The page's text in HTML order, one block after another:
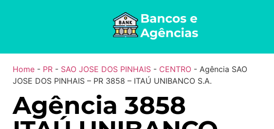
Home- PR- SAO JOSE DOS PINHAIS- CENTRO- Agência SAO
JOSE DOS PINHAIS – PR 3858 – ITAÚ UNIBANCO S.A.
Agência 3858